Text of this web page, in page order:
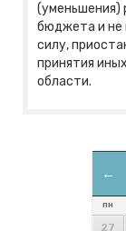
(уменьшения)
бюджета и не
силу,
принятия
области.
←
ПН
27